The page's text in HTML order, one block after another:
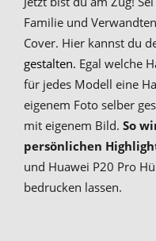
Familie und
Cover. Hier kannst du
gestalten. Egal welche
für jedes Modell eine
eigenem Foto selber
mit eigenem Bild. So
persönlichen
und Huawei P20 Pro
bedrucken lassen.